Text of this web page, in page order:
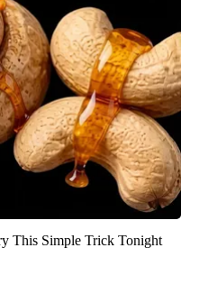
This Simple Trick Tonight